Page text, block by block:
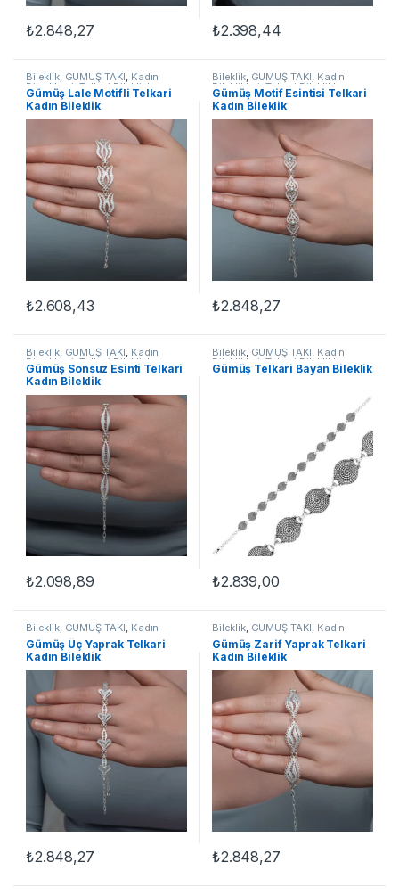
₺2.848,27 ₺2.398,44
Bileklik, GÜMÜŞ TAKI, Kadın
Bileklikleri ,Telkari Bileklikler
Gümüş Lale Motifli Telkari
Kadın Bileklik
₺2.608,43
Bileklik, GÜMÜŞ TAKI, Kadın
Bileklikleri,Telkari Bileklikler
Gümüş Motif Esintisi Telkari
Kadın Bileklik
₺2.848,27
Bileklik, GÜMÜŞ TAKI, Kadın
Bileklikleri ,Telkari Bileklikler
Gümüş Sonsuz Esinti Telkari
Kadın Bileklik
₺2.098,89
Bileklik, GÜMÜŞ TAKI, Kadın
Bileklikleri,Telkari Bileklikler
Gümüş Telkari Bayan Bileklik
₺2.839,00
Bileklik, GÜMÜŞ TAKI, Kadın
Bileklikleri, Telkari Bileklikler
Gümüş Üç Yaprak Telkari
Kadın Bileklik
₺2.848,27
Bileklik, GÜMÜŞ TAKI, Kadın
Bileklikleri, Telkari Bileklikler
Gümüş Zarif Yaprak Telkari
Kadın Bileklik
₺2.848,27